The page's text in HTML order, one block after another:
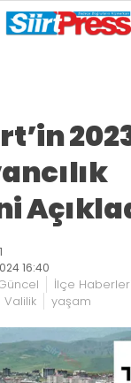
16:40
İlçe Haberleri
Valilik yaşam